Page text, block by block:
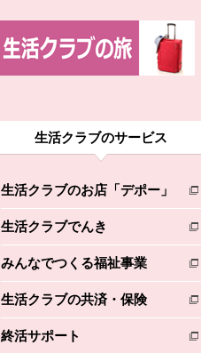
生活クラブのサービス
生活クラブのお店「デポー」
別のウィンドウで開きます。
生活クラブでんき
別のウィンドウで開きます。
みんなでつくる福祉事業
別のウィンドウで開きます。
生活クラブの共済・保険
別のウィンドウで開きます。
終活サポート
別のウィンドウで開きます。